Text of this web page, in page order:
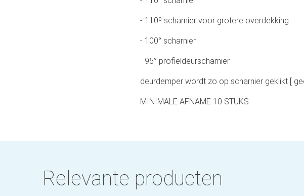
- 110º scharnier voor grotere overdekking
- 100° scharnier
- 95° profieldeurscharnier
deurdemper wordt zo op scharnier geklikt [
MINIMALE AFNAME 10 STUKS
Relevante producten